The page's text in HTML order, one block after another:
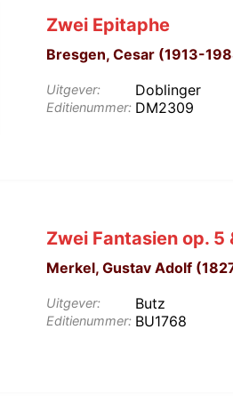
Zwei Epitaphe
Bresgen, Cesar (1913-
Uitgever: Doblinger
Editienummer: DM2309
Zwei Fantasien op. 5
Merkel, Gustav Adolf
Uitgever: Butz
Editienummer: BU1768